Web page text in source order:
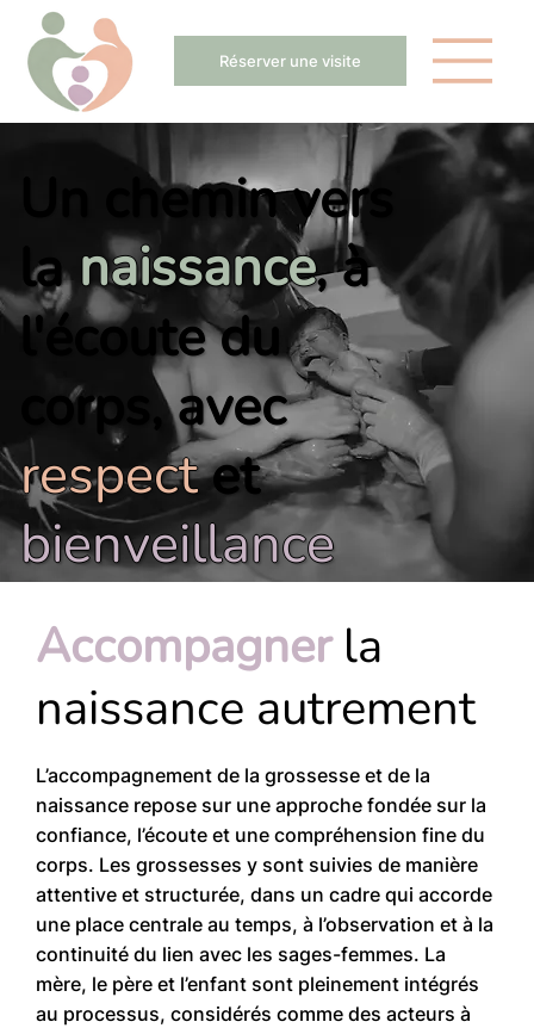
Réserver une visite
Un chemin vers
la naissance,à
l'écoutedu
corps, avec
respectet
bienveillance
Accompagner la
naissance autrement
L’accompagnement de la grossesse et de la
naissance repose sur une approche fondée sur la
confiance, l’écoute et une compréhension fine du
corps. Les grossesses y sont suivies de manière
attentive et structurée, dans un cadre qui accorde
une place centrale au temps, à l’observation et à la
continuité du lien avec les sages-femmes. La
mère, le père et l’enfant sont pleinement intégrés
au processus, considérés comme des acteurs à